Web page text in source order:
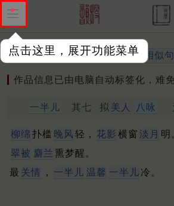
点击这里，展开功能菜单
作品 标注四声 出处、引用 相似
作品信息已由电脑自动标签化，难
一半儿 其七 拟 美人 八咏
柳绵 扑槛 晚风 轻， 花影 横窗 淡月 明
翠被 麝兰 熏梦醒。
最 关情 ， 一半儿 温馨 一半儿 冷。